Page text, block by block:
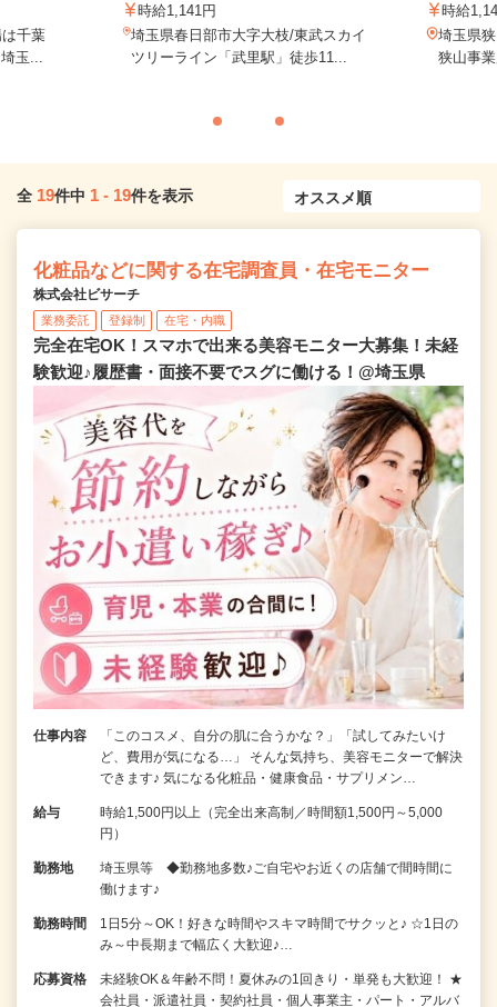
千葉
玉...
時給1,141円
埼玉県春日部市大字大枝/東武スカイ
ツリーライン「武里駅」徒歩11...
時給
埼玉県
狭山事
全 19件中 1 - 19件を表示
化粧品などに関する在宅調査員・在宅モニター
株式会社ビサーチ
業務委託 登録制 在宅・内職
完全在宅OK！スマホで出来る美容モニター大募集！未経
験歓迎♪履歴書・面接不要でスグに働ける！@埼玉県
仕事内容
「このコスメ、自分の肌に合うかな？」「試してみたいけ
ど、費用が気になる…」 そんな気持ち、美容モニターで解決
できます♪ 気になる化粧品・健康食品・サプリメン…
給与
時給1,500円以上（完全出来高制／時間額1,500円～5,000
円）
勤務地
埼玉県等 ◆勤務地多数♪ご自宅やお近くの店舗で間時間に
働けます♪
勤務時間
1日5分～OK！好きな時間やスキマ時間でサクッと♪ ☆1日の
み～中長期まで幅広く大歓迎♪…
応募資格
未経験OK＆年齢不問！夏休みの1回きり・単発も大歓迎！ ★
会社員・派遣社員・契約社員・個人事業主・パート・アルバ